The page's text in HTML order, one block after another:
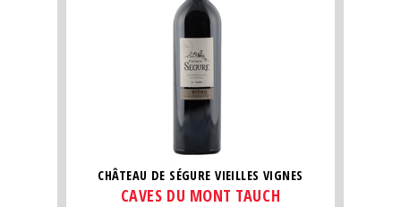
CHÂTEAU DE SÉGURE VIEILLES VIGNES
CAVES DU MONT TAUCH